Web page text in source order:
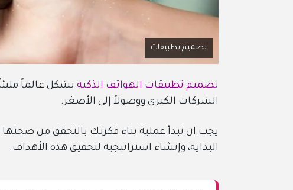
تصميم تطبيقات
تصميم تطبيقات الهواتف الذكية يشكل عالماً
الشركات الكبرى ووصولاً إلى الأصغر.
يجب ان تبدأ عملية بناء فكرتك بالتحقق من
البداية، وإنشاء استراتيجية لتحقيق هذه الأهداف.